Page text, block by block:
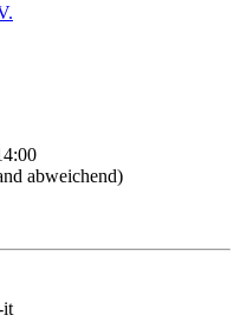
abweichend)